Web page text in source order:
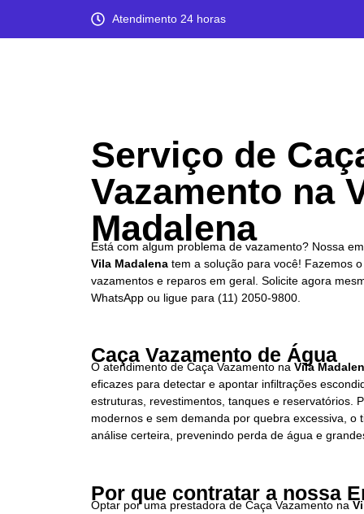
Atendimento 24 horas
Serviço de
Vazamento na
Madalena
Está com algum problema de vazamento? Nossa
Vila Madalena tem a solução para você! Fazemos
vazamentos e reparos em geral. Solicite agora
WhatsApp ou ligue para (11) 2050-9800.
Caça Vazamento de Água
O atendimento de Caça Vazamento na Vila
eficazes para detectar e apontar infiltrações
estruturas, revestimentos, tanques e reservatórios.
modernos e sem demanda por quebra excessiva, o
análise certeira, prevenindo perda de água e
Por que contratar a nossa
Optar por uma prestadora de Caça Vazamento na